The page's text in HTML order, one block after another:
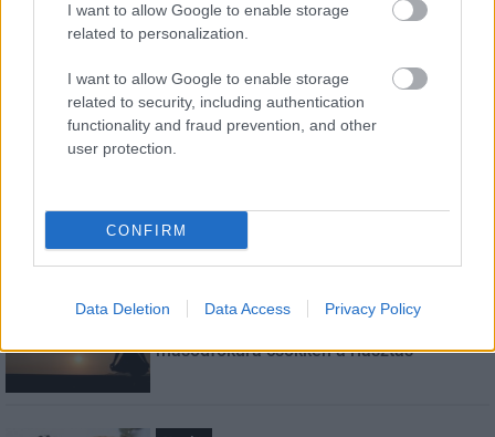
I want to allow Google to enable storage
related to personalization.
I want to allow Google to enable storage
related to security, including authentication
functionality and fraud prevention, and other
user protection.
CONFIRM
Data Deletion Data Access Privacy Policy
FELIRATKOZÁS
LEGNÉZETTEBB
Pakson
Helyi hírek
másodfokúra csökken a riasztás